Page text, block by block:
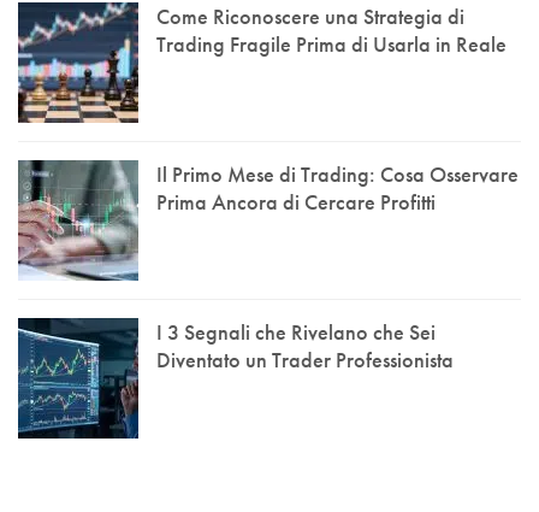
Come Riconoscere una Strategia di
Trading Fragile Prima di Usarla in Reale
Il Primo Mese di Trading: Cosa Osservare
Prima Ancora di Cercare Profitti
I 3 Segnali che Rivelano che Sei
Diventato un Trader Professionista